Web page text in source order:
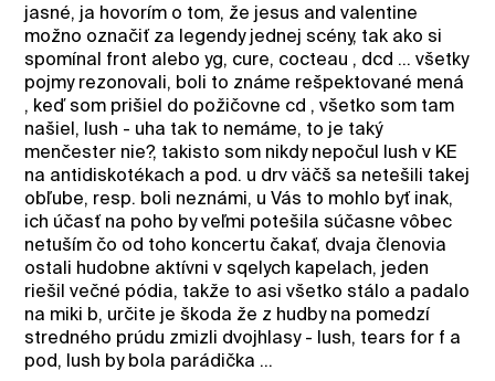
jasné, ja hovorím o tom, že jesus and valentine
možno označiť za legendy jednej scény, tak ako si
spomínal front alebo yg, cure, cocteau , dcd ... všetky
pojmy rezonovali, boli to známe rešpektované mená
, keď som prišiel do požičovne cd , všetko som tam
našiel, lush - uha tak to nemáme, to je taký
menčester nie?, takisto som nikdy nepočul lush v KE
na antidiskotékach a pod. u drv väčš sa netešili takej
obľube, resp. boli neznámi, u Vás to mohlo byť inak,
ich účasť na poho by veľmi potešila súčasne vôbec
netuším čo od toho koncertu čakať, dvaja členovia
ostali hudobne aktívni v sqelych kapelach, jeden
riešil večné pódia, takže to asi všetko stálo a padalo
na miki b, určite je škoda že z hudby na pomedzí
stredného prúdu zmizli dvojhlasy - lush, tears for f a
pod, lush by bola parádička ...